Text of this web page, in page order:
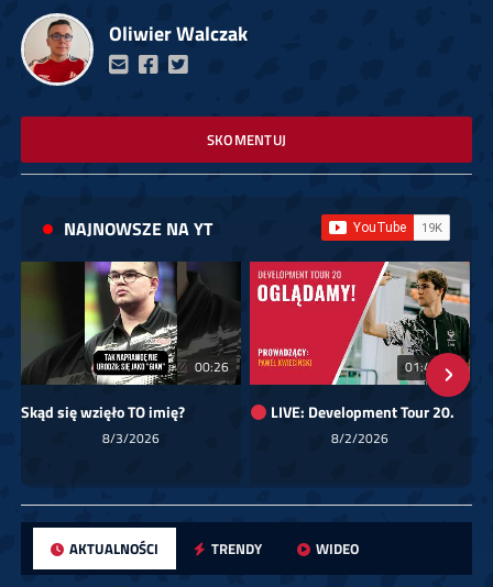
Oliwier Walczak
SKOMENTUJ
NAJNOWSZE NA YT
00:26
Skąd się wzięło TO imię?
8/3/2026
01:40:24
LIVE: Development Tour 20.
8/2/2026
AKTUALNOŚCI TRENDY WIDEO